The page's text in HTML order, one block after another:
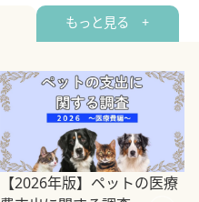
もっと見る +
【2026年版】ペットの医療